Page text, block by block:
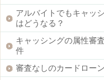
アルバイトでもキャッ
はどうなる？
キャッシングの属性審
件
審査なしのカードロー